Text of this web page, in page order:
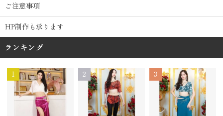
ご注意事項
HP制作も承ります
ランキング
1 2 3